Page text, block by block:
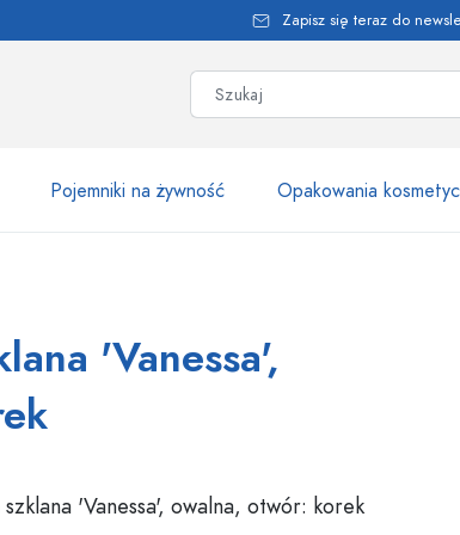
Zapisz się teraz do
Pojemniki na żywność Opakowania
według marki
Butelki Estal
z klipsem
Butelki ze spryskiwaczem
'Vanessa',